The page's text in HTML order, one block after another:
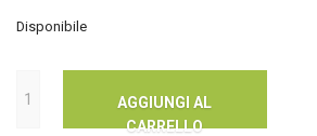
Disponibile
AGGIUNGI AL
CARRELLO